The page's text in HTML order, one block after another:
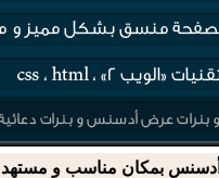
أدسنس بمكان مناسب و